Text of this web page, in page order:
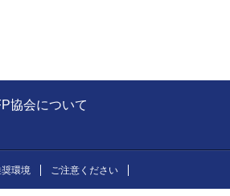
協会について
環境 ご注意ください